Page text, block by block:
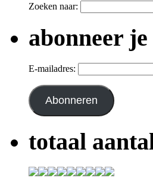
Zoeken naar:
abonneer
E-mailadres:
Abonneren
totaal